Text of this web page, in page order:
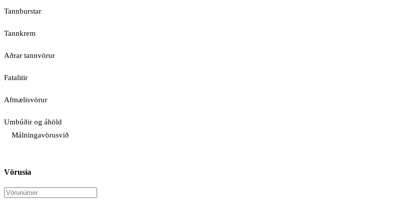
Tannburstar
Tannkrem
Aðrar tannvörur
Fatalitir
Afmælisvörur
Umbúðir og áhöld
Málningavörusvið
Vörusía